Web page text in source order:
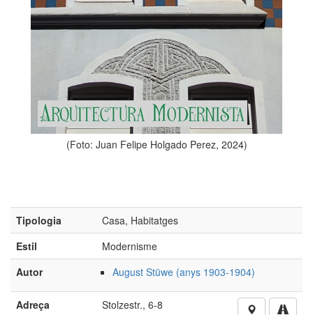
Tipologia
Casa, Habitatges
Modernisme
Autor
August Stüwe (anys 1903-1904)
Si voleu aportar més imatges o informació d’aquest obra,
cliqueu aquí
No està autoritzada la reproducció d’imatges o continguts
sense el consentiment exprés de l'autor